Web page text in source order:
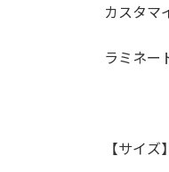
カスタマ
ラミネー
【サイズ】